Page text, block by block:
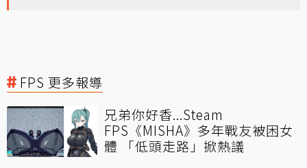
FPS 更多報導
兄弟你好香...Steam
FPS《MISHA》多年戰友被困女
體 「低頭走路」掀熱議